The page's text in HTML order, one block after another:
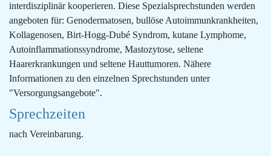
interdisziplinär kooperieren. Diese Spezialsprechstunden werden
angeboten für: Genodermatosen, bullöse Autoimmunkrankheiten,
Kollagenosen, Birt-Hogg-Dubé Syndrom, kutane Lymphome,
Autoinflammationssyndrome, Mastozytose, seltene
Haarerkrankungen und seltene Hauttumoren. Nähere
Informationen zu den einzelnen Sprechstunden unter
"Versorgungsangebote".
Sprechzeiten
nach Vereinbarung.